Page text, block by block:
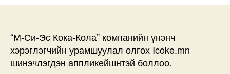
дээр
“М-Си-Эс Кока-Кола” компанийн үнэнч
хэрэглэгчийн урамшуулал олгох Icoke.mn
шинэчлэгдэн аппликейшнтэй боллоо.